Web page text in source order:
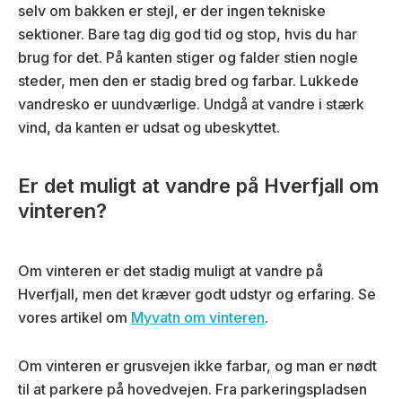
selv om bakken er stejl, er der ingen tekniske
sektioner. Bare tag dig god tid og stop, hvis du har
brug for det. På kanten stiger og falder stien nogle
steder, men den er stadig bred og farbar. Lukkede
vandresko er uundværlige. Undgå at vandre i stærk
vind, da kanten er udsat og ubeskyttet.
Er det muligt at vandre på Hverfjall om
vinteren?
Om vinteren er det stadig muligt at vandre på
Hverfjall, men det kræver godt udstyr og erfaring. Se
vores artikel om Myvatn om vinteren.
Om vinteren er grusvejen ikke farbar, og man er nødt
til at parkere på hovedvejen. Fra parkeringspladsen